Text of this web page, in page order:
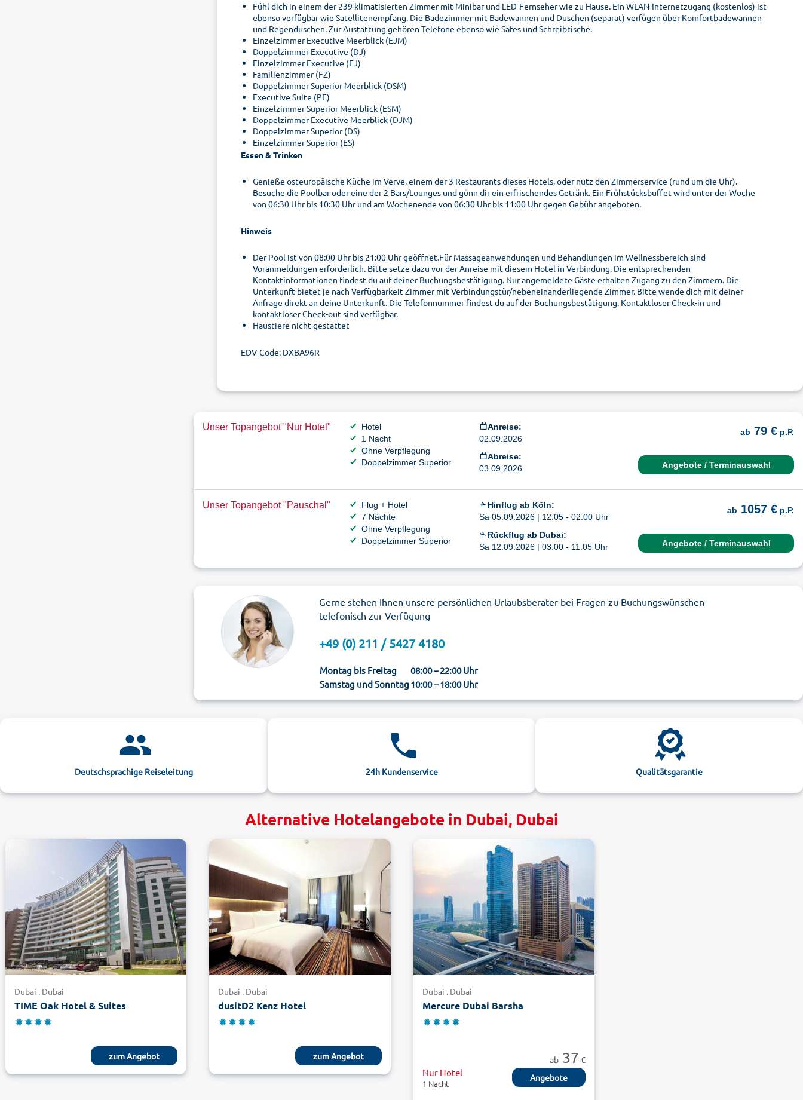
Fühl dich in einem der 239 klimatisierten Zimmer mit Minibar und LED-Fernseher wie zu Hause. Ein WLAN-Internetzugang (kostenlos) ist
ebenso verfügbar wie Satellitenempfang. Die Badezimmer mit Badewannen und Duschen (separat) verfügen über Komfortbadewannen
und Regenduschen. Zur Austattung gehören Telefone ebenso wie Safes und Schreibtische.
Einzelzimmer Executive Meerblick (EJM)
Doppelzimmer Executive (DJ)
Einzelzimmer Executive (EJ)
Familienzimmer (FZ)
Doppelzimmer Superior Meerblick (DSM)
Executive Suite (PE)
Einzelzimmer Superior Meerblick (ESM)
Doppelzimmer Executive Meerblick (DJM)
Doppelzimmer Superior (DS)
Einzelzimmer Superior (ES)
Essen & Trinken
Genieße osteuropäische Küche im Verve, einem der 3 Restaurants dieses Hotels, oder nutz den Zimmerservice (rund um die Uhr).
Besuche die Poolbar oder eine der 2 Bars/Lounges und gönn dir ein erfrischendes Getränk. Ein Frühstücksbuffet wird unter der Woche
von 06:30 Uhr bis 10:30 Uhr und am Wochenende von 06:30 Uhr bis 11:00 Uhr gegen Gebühr angeboten.
Hinweis
Der Pool ist von 08:00 Uhr bis 21:00 Uhr geöffnet.Für Massageanwendungen und Behandlungen im Wellnessbereich sind
Voranmeldungen erforderlich. Bitte setze dazu vor der Anreise mit diesem Hotel in Verbindung. Die entsprechenden
Kontaktinformationen findest du auf deiner Buchungsbestätigung. Nur angemeldete Gäste erhalten Zugang zu den Zimmern. Die
Unterkunft bietet je nach Verfügbarkeit Zimmer mit Verbindungstür/nebeneinanderliegende Zimmer. Bitte wende dich mit deiner
Anfrage direkt an deine Unterkunft. Die Telefonnummer findest du auf der Buchungsbestätigung. Kontaktloser Check-in und
kontaktloser Check-out sind verfügbar.
Haustiere nicht gestattet
EDV-Code: DXBA96R
Unser Topangebot "Nur Hotel"
Hotel
1 Nacht
Ohne Verpflegung
Doppelzimmer Superior
Anreise:
02.09.2026
Abreise:
03.09.2026
ab 79 € p.P.
Angebote / Terminauswahl
Unser Topangebot "Pauschal"
Flug + Hotel
7 Nächte
Ohne Verpflegung
Doppelzimmer Superior
Hinflug ab Köln:
Sa 05.09.2026 | 12:05 - 02:00 Uhr
Rückflug ab Dubai:
Sa 12.09.2026 | 03:00 - 11:05 Uhr
ab 1057 € p.P.
Angebote / Terminauswahl
Gerne stehen Ihnen unsere persönlichen Urlaubsberater bei Fragen zu Buchungswünschen
telefonisch zur Verfügung
+49 (0) 211 / 5427 4180
Montag bis Freitag
08:00 – 22:00 Uhr
Samstag und Sonntag10:00 – 18:00 Uhr
Deutschsprachige Reiseleitung 24h Kundenservice Qualitätsgarantie
Alternative Hotelangebote in Dubai, Dubai
Dubai . Dubai
TIME Oak Hotel & Suites
zum Angebot
Dubai . Dubai
dusitD2 Kenz Hotel
zum Angebot
Dubai . Dubai
Mercure Dubai Barsha
ab 37 €
Nur Hotel
1 Nacht
Angebote